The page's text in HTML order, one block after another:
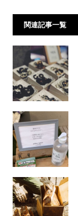
関連記事一覧